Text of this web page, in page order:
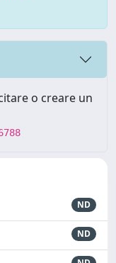
o creare un
ND
ND